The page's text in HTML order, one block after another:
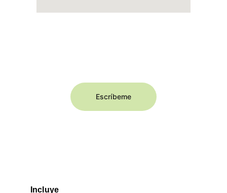
Escríbeme
Incluye